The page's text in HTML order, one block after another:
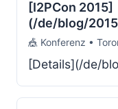
[I2PCon 2015]
(/de/blog/
🎪 Konferenz •
[Details](/de/